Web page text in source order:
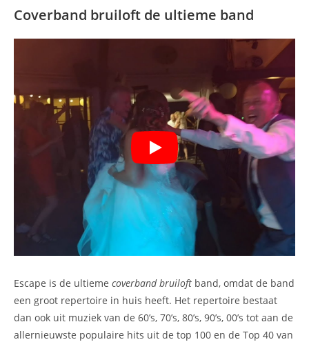
Coverband bruiloft de ultieme band
Escape is de ultieme coverband bruiloft band, omdat de band
een groot repertoire in huis heeft. Het repertoire bestaat
dan ook uit muziek van de 60’s, 70’s, 80’s, 90’s, 00’s tot aan de
allernieuwste populaire hits uit de top 100 en de Top 40 van